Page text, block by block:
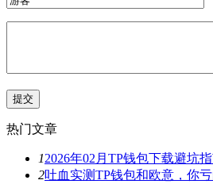
热门文章
12026年02月TP钱包下载避坑
2吐血实测TP钱包和欧意，你